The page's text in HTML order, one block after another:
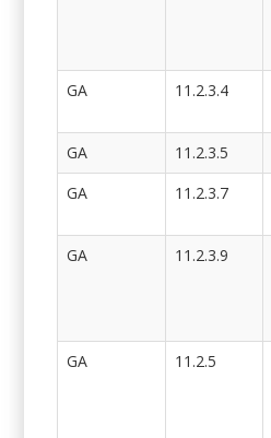
GA
11.2.3.4
GA
11.2.3.5
GA
11.2.3.7
GA
11.2.3.9
GA
11.2.5